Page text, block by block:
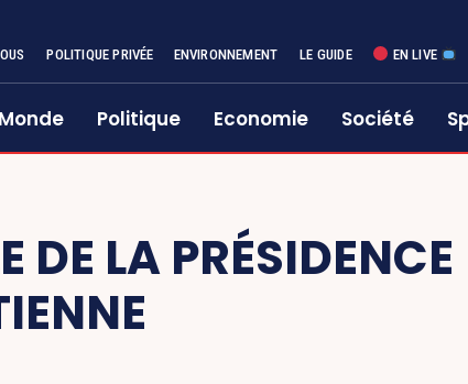
POLITIQUE PRIVÉE ENVIRONNEMENT LE GUIDE EN LIVE
Monde Politique Economie Société
DE LA PRÉSIDENCE